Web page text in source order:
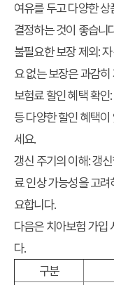
여유를 두고 다양한
결정하는 것이 좋습니
불필요한 보장 제외:
요 없는 보장은 과감
보험료 할인 혜택 확인:
등 다양한 할인 혜택
세요.
갱신 주기의 이해:갱
료 인상 가능성을 고
요합니다.
다음은 치아보험 가입
다.
구분